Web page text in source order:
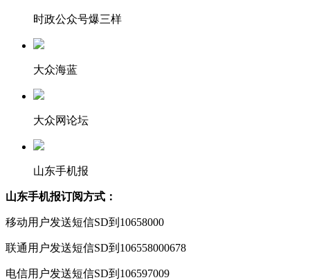
时政公众号爆三样
大众海蓝
大众网论坛
山东手机报
山东手机报订阅方式：
移动用户发送短信SD到10658000
联通用户发送短信SD到106558000678
电信用户发送短信SD到106597009